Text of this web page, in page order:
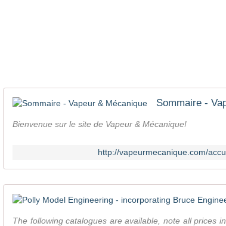
Sommaire -
Bienvenue sur le site de Vapeur & Mécanique!
http://vapeurmecanique.com/
The following catalogues are available, note all prices